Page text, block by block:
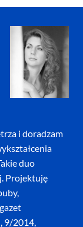
i doradzam
duo
Projektuję
9/2014,